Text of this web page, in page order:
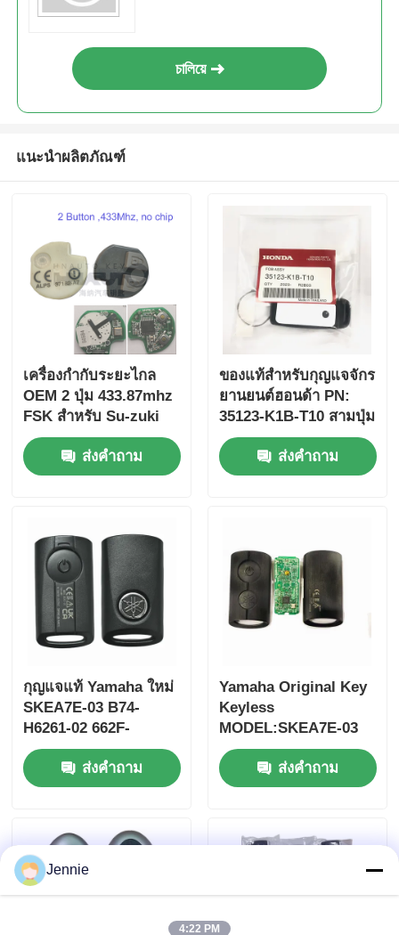
ผลิตภัณฑ์
চালিয়ে
แนะนำผลิตภัณฑ์
เครื่องกํากับระยะไกล
OEM 2 ปุ่ม 433.87mhz
FSK สําหรับ Su-zuki
Jim-ny 2005-2017 ไม่มี
ชิป 37182-A7 เพียงควบ
คุมสําหรับขายส่ง MOQ
ส่งคำถาม
ของแท้สําหรับกุญแจจักร
ยานยนต์ฮอนด้า PN:
35123-K1B-T10 สามปุ่ม
FSK433.92MHz
ID47chip กุญแจรถยนต์
ไกล
ส่งคำถาม
กุญแจแท้ Yamaha ใหม่
SKEA7E-03 B74-
H6261-02 662F-
SKEA7D03
ส่งคำถาม
Yamaha Original Key
Keyless
MODEL:SKEA7E-03
สําหรับ Yamaha Smart
Remote Key B74-
H6261-02/662F-
ส่งคำถาม
Jennie
4:22 PM